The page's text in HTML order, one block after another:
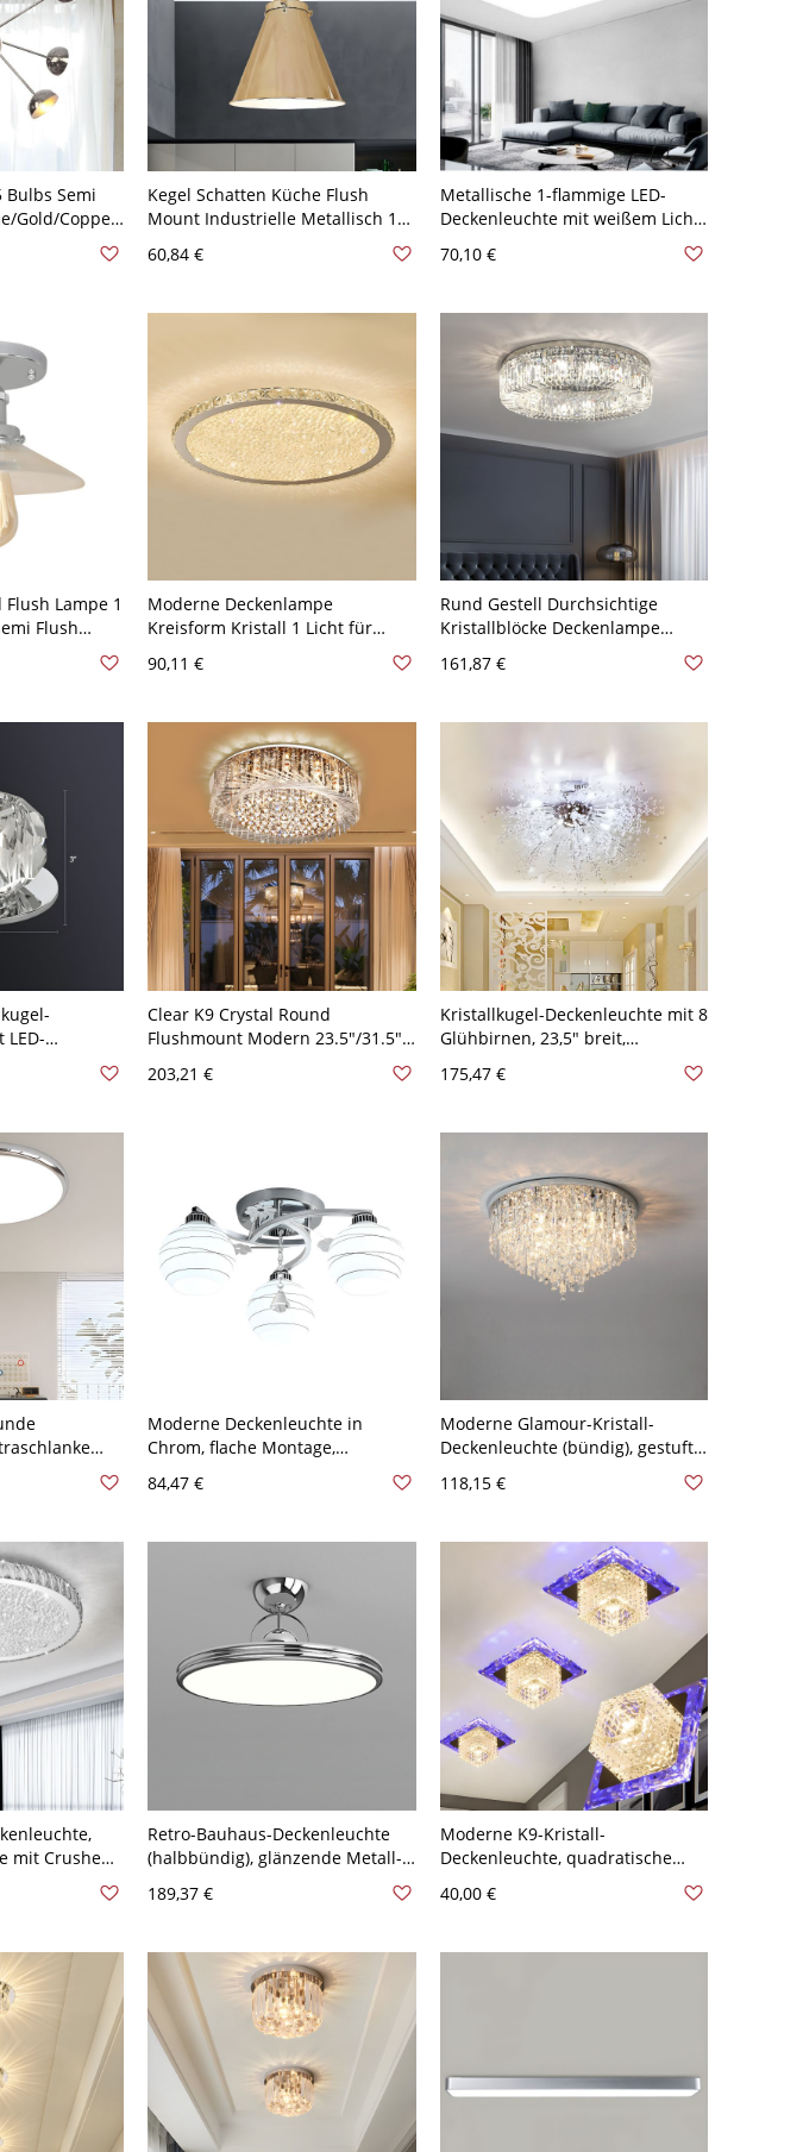
Semi
Gold/Copper
Grey
Kegel Schatten Küche Flush
Mount Industrielle Metallisch 1
Licht Chrom Deckenbeleuchtung
60,84 €
Metallische 1-flammige LED-
Deckenleuchte mit weißem Licht
Wohnbereich, 110V-120V, 23,5"
70,10 €
Lampe 1
Flush
in Chrom
Moderne Deckenlampe
Kreisform Kristall 1 Licht für
Esszimmer - 110V-120V 35,56 cm
Weißlicht
90,11 €
Rund Gestell Durchsichtige
Kristallblöcke Deckenlampe
Farbe 10-Birne Deckenleuchte -
161,87 €
LED-
Flur - 110V-
Clear K9 Crystal Round
Flushmount Modern 23.5"/31.5"
Ceiling Lighting for Living Room -
203,21 €
Kristallkugel-Deckenleuchte mit 8
Glühbirnen, 23,5" breit,
175,47 €
Flur - Chrom
Moderne Deckenleuchte in
Chrom, flache Montage,
floralen Akzenten - 110V-120V 3
84,47 €
Moderne Glamour-Kristall-
Deckenleuchte (bündig), gestufte
Decken - 3 Chrom 110V-120V
118,15 €
mit Crushed-
120V 22,86
Retro-Bauhaus-Deckenleuchte
(halbbündig), glänzende Metall-
LED-Leuchte mit geometrischem
Kugelakzent - 110V-120V Chrom
189,37 €
Moderne K9-Kristall-
Deckenleuchte, quadratische
LED-Flurleuchte mit Chromsockel
für Eingangsbereich/Foyer -
40,00 €